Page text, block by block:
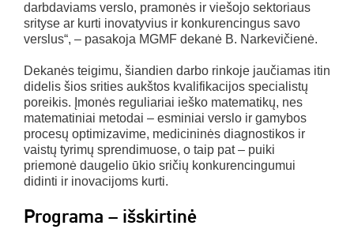
darbdaviams verslo, pramonės ir viešojo sektoriaus
srityse ar kurti inovatyvius ir konkurencingus savo
verslus“, – pasakoja MGMF dekanė B. Narkevičienė.
Dekanės teigimu, šiandien darbo rinkoje jaučiamas itin
didelis šios srities aukštos kvalifikacijos specialistų
poreikis. Įmonės reguliariai ieško matematikų, nes
matematiniai metodai – esminiai verslo ir gamybos
procesų optimizavime, medicininės diagnostikos ir
vaistų tyrimų sprendimuose, o taip pat – puiki
priemonė daugelio ūkio sričių konkurencingumui
didinti ir inovacijoms kurti.
Programa – išskirtinė